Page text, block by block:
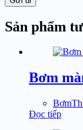
Sản phẩm
Bơm
Đọc tiếp